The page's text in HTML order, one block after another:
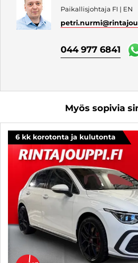
Paikallisjohtaja FI | EN
petri.nurmi
044 977 6841
Myös sopivia
6 kk korotonta ja kulutonta